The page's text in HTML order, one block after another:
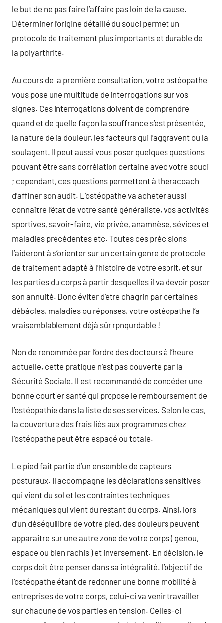
le but de ne pas faire l’affaire pas loin de la cause.
Déterminer l’origine détaillé du souci permet un
protocole de traitement plus importants et durable de
la polyarthrite.
Au cours de la première consultation, votre ostéopathe
vous pose une multitude de interrogations sur vos
signes. Ces interrogations doivent de comprendre
quand et de quelle façon la souffrance s’est présentée,
la nature de la douleur, les facteurs qui l’aggravent ou la
soulagent. Il peut aussi vous poser quelques questions
pouvant être sans corrélation certaine avec votre souci
; cependant, ces questions permettent à theracoach
d’affiner son audit. L’ostéopathe va acheter aussi
connaître l’état de votre santé généraliste, vos activités
sportives, savoir-faire, vie privée, anamnèse, sévices et
maladies précédentes etc. Toutes ces précisions
l’aideront à s’orienter sur un certain genre de protocole
de traitement adapté à l’histoire de votre esprit, et sur
les parties du corps à partir desquelles il va devoir poser
son annuité. Donc éviter d’etre chagrin par certaines
débâcles, maladies ou réponses, votre ostéopathe l’a
vraisemblablement déjà sûr rpnqurdable !
Non de renommée par l’ordre des docteurs à l’heure
actuelle, cette pratique n’est pas couverte par la
Sécurité Sociale. Il est recommandé de concéder une
bonne courtier santé qui propose le remboursement de
l’ostéopathie dans la liste de ses services. Selon le cas,
la couverture des frais liés aux programmes chez
l’ostéopathe peut être espacé ou totale.
Le pied fait partie d’un ensemble de capteurs
posturaux. Il accompagne les déclarations sensitives
qui vient du sol et les contraintes techniques
mécaniques qui vient du restant du corps. Ainsi, lors
d’un déséquilibre de votre pied, des douleurs peuvent
apparaitre sur une autre zone de votre corps ( genou,
espace ou bien rachis ) et inversement. En décision, le
corps doit être penser dans sa intégralité. l’objectif de
l’ostéopathe étant de redonner une bonne mobilité à
entreprises de votre corps, celui-ci va venir travailler
sur chacune de vos parties en tension. Celles-ci